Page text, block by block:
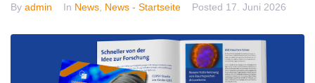
By admin In News News - Startseite Posted 17. Juni 2026